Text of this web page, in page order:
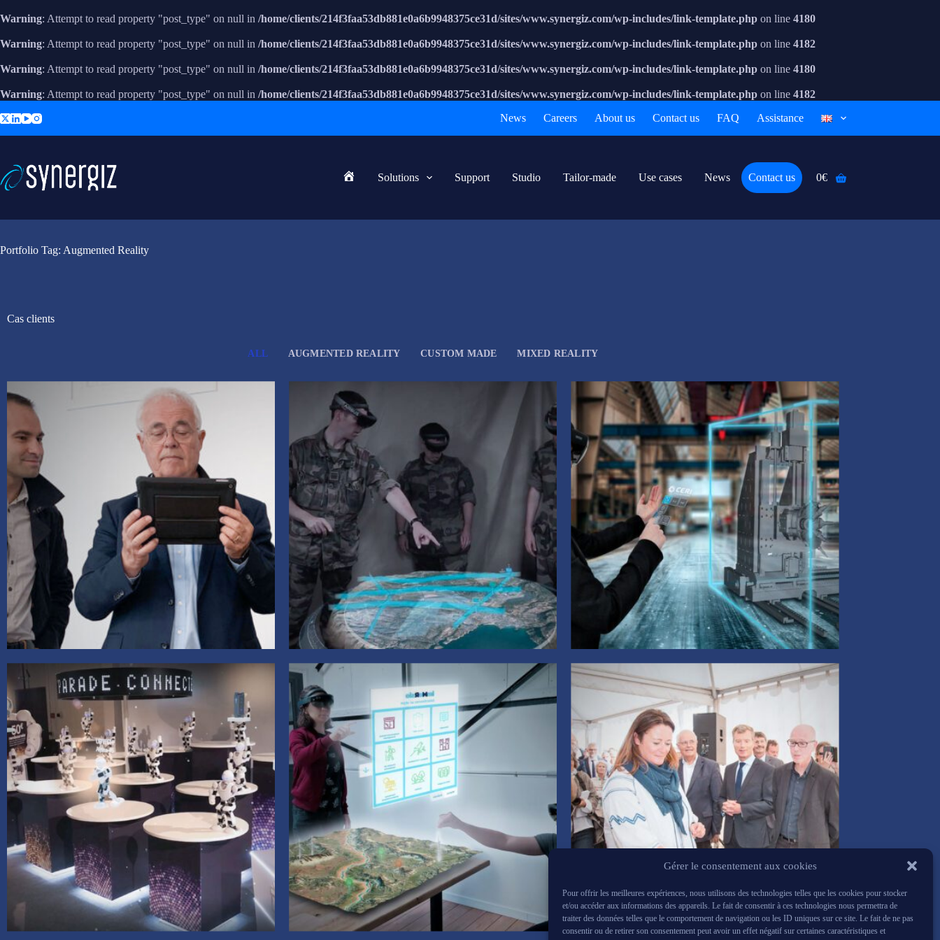
Gérer le consentement aux cookies
Pour offrir les meilleures expériences, nous utilisons des technologies telles que les cookies pour stocker
et/ou accéder aux informations des appareils. Le fait de consentir à ces technologies nous permettra de
traiter des données telles que le comportement de navigation ou les ID uniques sur ce site. Le fait de ne pas
consentir ou de retirer son consentement peut avoir un effet négatif sur certaines caractéristiques et
Warning: Attempt to read property "post_type" on null in /home/clients/214f3faa53db881e0a6b9948375ce31d/sites/www.synergiz.com/wp-includes/link-template.php on line 4180
Warning: Attempt to read property "post_type" on null in /home/clients/214f3faa53db881e0a6b9948375ce31d/sites/www.synergiz.com/wp-includes/link-template.php on line 4182
Warning: Attempt to read property "post_type" on null in /home/clients/214f3faa53db881e0a6b9948375ce31d/sites/www.synergiz.com/wp-includes/link-template.php on line 4180
Warning: Attempt to read property "post_type" on null in /home/clients/214f3faa53db881e0a6b9948375ce31d/sites/www.synergiz.com/wp-includes/link-template.php on line 4182
to
News Careers About us Contact us FAQ Assistance
Home Solutions Support Studio Tailor-made Use cases News Contact us
Shopping
0€
Portfolio Tag: Augmented Reality
Cas clients
ALL AUGMENTED REALITY CUSTOM MADE MIXED REALITY